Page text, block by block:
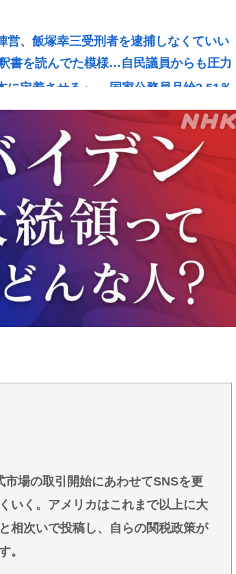
営、飯塚幸三受刑者を逮捕しなくていい
書を読んでた模様…自民議員からも圧力
に定着させる」 →国家公務員月給3.51％
記者会見する奴www
ロードショーで地上波初放送
らんの？
なら300万程度で買える.コスパ最強車が
いらなくね？www
れない」難聴で夫・ペーと「筆談」…自
市場の取引開始にあわせてSNSを更
いく。アメリカはこれまで以上に大
相次いで投稿し、自らの関税政策が
。